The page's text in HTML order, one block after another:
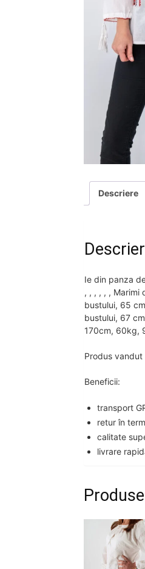
Descriere
Ie din panza
, , , , , , Marimi
bustului, 65
bustului, 67
170cm, 60kg,
Produs
Beneficii:
transport
retur în
calitate
livrare